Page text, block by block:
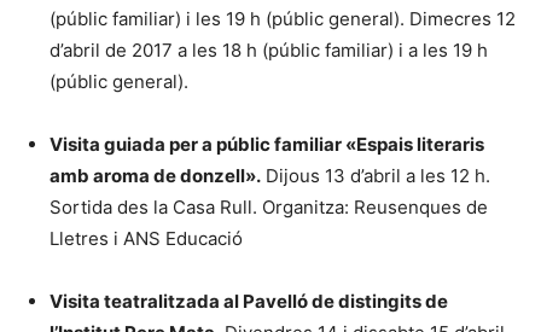
(públic familiar) i les 19 h (públic general). Dimecres 12
d’abril de 2017 a les 18 h (públic familiar) i a les 19 h
(públic general).
Visita guiada per a públic familiar «Espais literaris
amb aroma de donzell». Dijous 13 d’abril a les 12 h.
Sortida des la Casa Rull. Organitza: Reusenques de
Lletres i ANS Educació
Visita teatralitzada al Pavelló de distingits de